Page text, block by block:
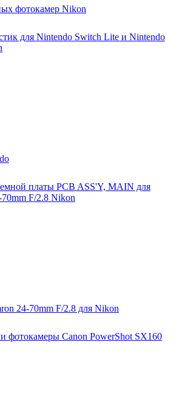
фотокамер Nikon
24-70mm F/2.8 для Nikon